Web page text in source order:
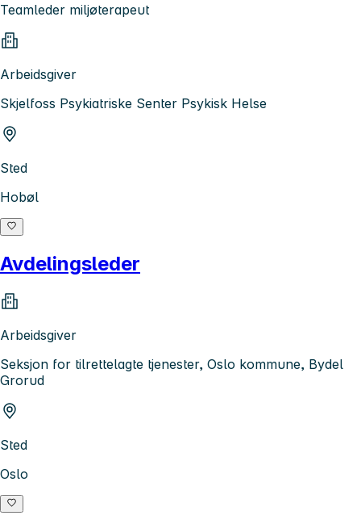
Teamleder miljøterapeut
Arbeidsgiver
Skjelfoss Psykiatriske Senter Psykisk Helse
Sted
Hobøl
Avdelingsleder
Arbeidsgiver
Seksjon for tilrettelagte tjenester, Oslo kommune, Bydel
Grorud
Sted
Oslo